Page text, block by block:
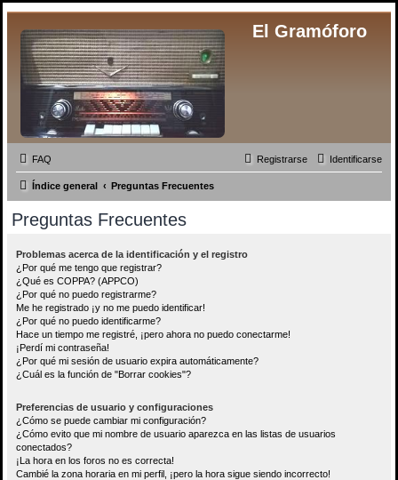
El Gramóforo
FAQ Identificarse
Registrarse
Índice general Preguntas Frecuentes
Preguntas Frecuentes
Problemas acerca de la identificación y el registro
¿Por qué me tengo que registrar?
¿Qué es COPPA? (APPCO)
¿Por qué no puedo registrarme?
Me he registrado ¡y no me puedo identificar!
¿Por qué no puedo identificarme?
Hace un tiempo me registré, ¡pero ahora no puedo conectarme!
¡Perdí mi contraseña!
¿Por qué mi sesión de usuario expira automáticamente?
¿Cuál es la función de "Borrar cookies"?
Preferencias de usuario y configuraciones
¿Cómo se puede cambiar mi configuración?
¿Cómo evito que mi nombre de usuario aparezca en las listas de usuarios
conectados?
¡La hora en los foros no es correcta!
Cambié la zona horaria en mi perfil, ¡pero la hora sigue siendo incorrecto!